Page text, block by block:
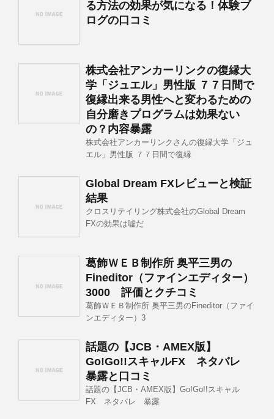
る方法の効果が気になる！体験ブ
ログの口コミ
株式会社アンカーリンクの復縁大
学「ジュエル」男性版 ７７日間で
復縁出来る男性へと変わるための
自分磨きプログラムは効果ない
の？内容暴露
株式会社アンカーリンクさんの復縁大学「ジュ
エル」男性版 ７７日間で復縁
Global Dream FXレビューと検証
結果
クロスリテイリング株式会社のGlobal Dream
FXの効果は嘘だ
葛飾ＷＥＢ制作所 奥平三男の
Fineditor（ファインエディター）
3000 評価とクチコミ
葛飾ＷＥＢ制作所 奥平三男のFineditor（ファイ
ンエディター）3
話題の【JCB・AMEX版】
Go!Go!!スキャルFX ネタバレ
暴露と口コミ
話題の【JCB・AMEX版】Go!Go!!スキャル
FX ネタバレ 暴露